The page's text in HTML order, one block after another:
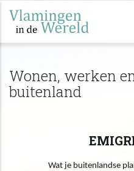
Overslaan
naar
inhoud
gaan
Wonen, werken
buitenland
Wat je buitenlandse